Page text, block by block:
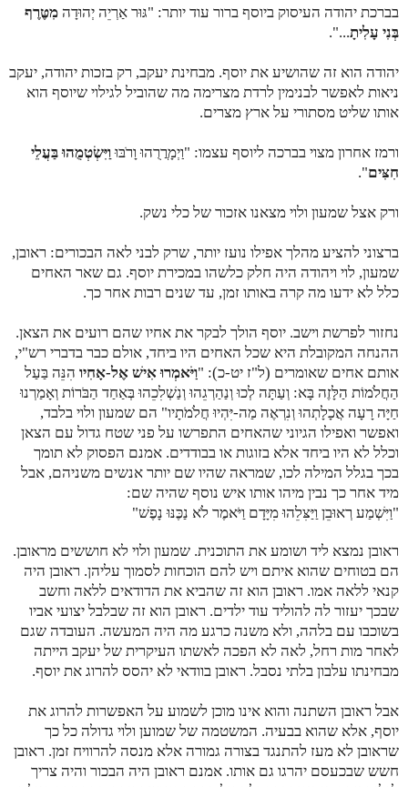
בברכת יהודה העיסוק ביוסף ברור עוד יותר: "גּוּר אַרְיֵה יְהוּדָה מִטֶּרֶף
בְּנִי עָלִיתָ...".
יהודה הוא זה שהושיע את יוסף. מבחינת יעקב, רק בזכות יהודה, יעקב
ניאות לאפשר לבנימין לרדת מצרימה מה שהוביל לגילוי שיוסף הוא
אותו שליט מסתורי על ארץ מצרים.
ורמז אחרון מצוי בברכה ליוסף עצמו: "וַיְמָרֲרֻהוּ וָרֹבּוּוַיִּשְׂטְמֻהוּ בַּעֲלֵי
חִצִּים".
ורק אצל שמעון ולוי מצאנו אזכור של כלי נשק.
ברצוני להציע מהלך אפילו נועז יותר, שרק לבני לאה הבכורים: ראובן,
שמעון, לוי ויהודה היה חלק כלשהו במכירת יוסף. גם שאר האחים
כלל לא ידעו מה קרה באותו זמן, עד שנים רבות אחר כך.
נחזור לפרשת וישב. יוסף הולך לבקר את אחיו שהם רועים את הצאן.
ההנחה המקובלת היא שכל האחים היו ביחד, אולם כבר בדברי רש"י,
אותם אחים שאומרים (ל"ז יט-כ): "וַיֹּאמְרוּ אִישׁ אֶל-אָחִיו הִנֵּה בַּעַל
הַחֲלֹמוֹת הַלָּזֶה בָּא: וְעַתָּה לְכוּ וְנַהַרְגֵהוּ וְנַשְׁלִכֵהוּ בְּאַחַד הַבֹּרוֹת וְאָמַרְנוּ
חַיָּה רָעָה אֲכָלָתְהוּ וְנִרְאֶה מַה-יִּהְיוּ חֲלֹמֹתָיו" הם שמעון ולוי בלבד,
ואפשר ואפילו הגיוני שהאחים התפרשו על פני שטח גדול עם הצאן
וכלל לא היו ביחד אלא בזוגות או בבודדים. אמנם הפסוק לא תומך
בכך בגלל המילה לכו, שמראה שהיו שם יותר אנשים משניהם, אבל
מיד אחר כך נבין מיהו אותו איש נוסף שהיה שם:
"וַיִּשְׁמַע רְאוּבֵן וַיַּצִּלֵהוּ מִיָּדָם וַיֹּאמֶר לֹא נַכֶּנּוּ נָפֶשׁ"
ראובן נמצא ליד ושומע את התוכנית. שמעון ולוי לא חוששים מראובן.
הם בטוחים שהוא איתם ויש להם הוכחות לסמוך עליהן. ראובן היה
קנאי ללאה אמו. ראובן הוא זה שהביא את הדודאים ללאה וחשב
שבכך יעזור לה להוליד עוד ילדים. ראובן הוא זה שבלבל יצועי אביו
בשוכבו עם בלהה, ולא משנה כרגע מה היה המעשה. העובדה שגם
לאחר מות רחל, לאה לא הפכה לאשתו העיקרית של יעקב הייתה
מבחינתו עלבון בלתי נסבל. ראובן בוודאי לא יהסס להרוג את יוסף.
אבל ראובן השתנה והוא אינו מוכן לשמוע על האפשרות להרוג את
יוסף, אלא שהוא בבעיה. המשטמה של שמוען ולוי גדולה כל כך
שראובן לא מעז להתנגד בצורה גמורה אלא מנסה להרוויח זמן. ראובן
חשש שבכעסם יהרגו גם אותו. אמנם ראובן היה הבכור והיה צריך